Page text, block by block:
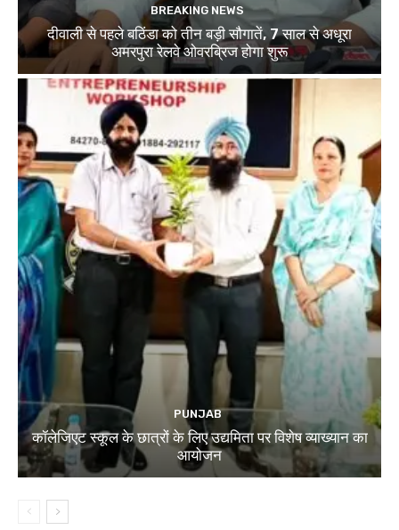
BREAKING NEWS
दीवाली से पहले बठिंडा को तीन बड़ी सौगातें, 7 साल से अधूरा
अमरपुरा रेलवे ओवरब्रिज होगा शुरू
PUNJAB
कॉलेजिएट स्कूल के छात्रों के लिए उद्यमिता पर विशेष व्याख्यान का
आयोजन